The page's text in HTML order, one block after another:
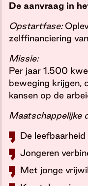
De aanvraag in
Opstartfase:
zelffinanciering
Missie:
Per jaar 1.500
beweging krijgen,
kansen op de
Maatschappelijke
De
Jongeren
Met jonge